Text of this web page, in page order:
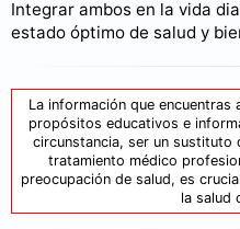
Integrar ambos en la vida
estado óptimo de salud y
La información que encuentras
propósitos educativos e
circunstancia, ser un sustituto
tratamiento médico
preocupación de salud, es
la salud